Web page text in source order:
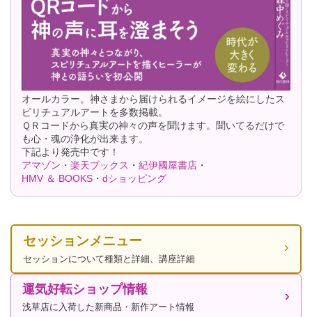
オールカラー。神さまから届けられるイメージを絵にしたス
ピリチュアルアートを多数掲載。
ＱＲコードから真実の神々の声を聞けます。聞いてるだけで
も心・魂の浄化が出来ます。
下記より発売中です！
アマゾン ・ 楽天ブックス ・ 紀伊國屋書店 ・
HMV ＆ BOOKS ・ dショッピング
セッションメニュー
セッションについて種類と詳細、講座詳細
運気好転ショップ情報
浅草店に入荷した新商品・新作アート情報